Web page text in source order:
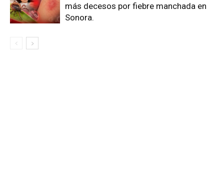
más decesos por fiebre manchada en
Sonora.